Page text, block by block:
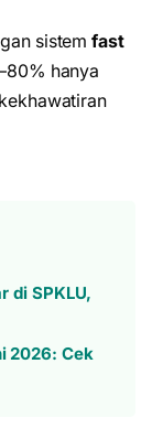
sistemfast
hanya
di SPKLU,
2026: Cek